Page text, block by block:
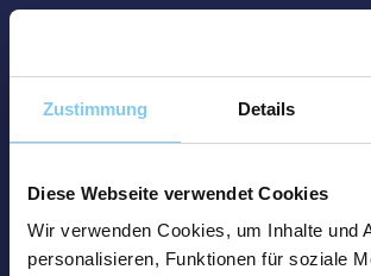
Zustimmung Details
Diese Webseite verwendet Cookies
Wir verwenden Cookies, um Inhalte und
personalisieren, Funktionen für soziale